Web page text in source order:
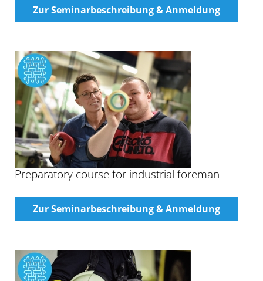
Zur Seminarbeschreibung & Anmeldung
Preparatory course for industrial foreman
Zur Seminarbeschreibung & Anmeldung